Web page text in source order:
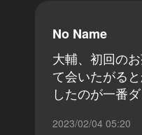
No Name
大輔、初回の
て会いたがる
したのが一番
2023/02/04 05:20